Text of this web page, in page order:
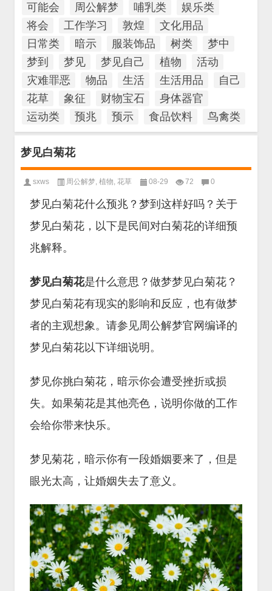
可能会
周公解梦 哺乳类
娱乐类
将会
工作学习 敦煌
文化用品
日常类
暗示 服装饰品 树类
梦中
梦到
梦见 梦见自己 植物
活动
灾难罪恶
物品 生活 生活用品
自己
花草
象征 财物宝石
身体器官
运动类
预兆 预示 食品饮料 鸟禽类
梦见白菊花
sxws 周公解梦, 植物, 花草 08-29 72 0
梦见白菊花什么预兆？梦到这样好吗？关于
梦见白菊花，以下是民间对白菊花的详细预
兆解释。
梦见白菊花是什么意思？做梦梦见白菊花？
梦见白菊花有现实的影响和反应，也有做梦
者的主观想象。请参见周公解梦官网编译的
梦见白菊花以下详细说明。
梦见你挑白菊花，暗示你会遭受挫折或损
失。如果菊花是其他亮色，说明你做的工作
会给你带来快乐。
梦见菊花，暗示你有一段婚姻要来了，但是
眼光太高，让婚姻失去了意义。